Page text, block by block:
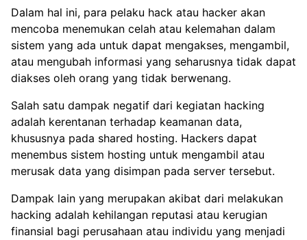
Dalam hal ini, para pelaku hack atau hacker akan
mencoba menemukan celah atau kelemahan dalam
sistem yang ada untuk dapat mengakses, mengambil,
atau mengubah informasi yang seharusnya tidak dapat
diakses oleh orang yang tidak berwenang.
Salah satu dampak negatif dari kegiatan hacking
adalah kerentanan terhadap keamanan data,
khususnya pada shared hosting. Hackers dapat
menembus sistem hosting untuk mengambil atau
merusak data yang disimpan pada server tersebut.
Dampak lain yang merupakan akibat dari melakukan
hacking adalah kehilangan reputasi atau kerugian
finansial bagi perusahaan atau individu yang menjadi